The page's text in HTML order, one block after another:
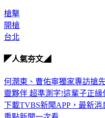
槍擊
開槍
台北
◤人氣夯文◢
何潤東、曹佑寧獨家專訪搶
靈夥伴 超準測字!這輩子正緣
下載TVBS新聞APP，最新消